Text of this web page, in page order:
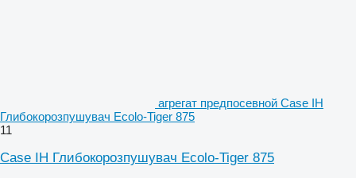
агрегат предпосевной Case IH
Глибокорозпушувач Ecolo-Tiger 875
11
Case IH Глибокорозпушувач Ecolo-Tiger 875